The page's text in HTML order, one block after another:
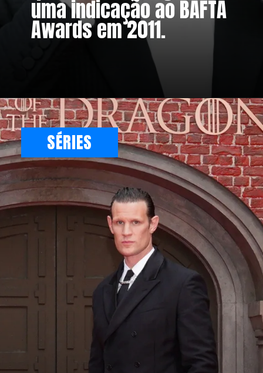
uma indicação ao BAFTA
Awards em 2011.
Opening https://metagalaxia.com.br/series/5-curiosidades-sobre-matt-smith-o-daemon-targaryen-de-house-of-the-dragon/
SÉRIES